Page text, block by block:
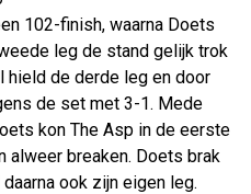
102-finish, waarna Doets
leg de stand gelijk trok
hield de derde leg en door
de set met 3-1. Mede
kon The Asp in de eerste
alweer breaken. Doets brak
ook zijn eigen leg.